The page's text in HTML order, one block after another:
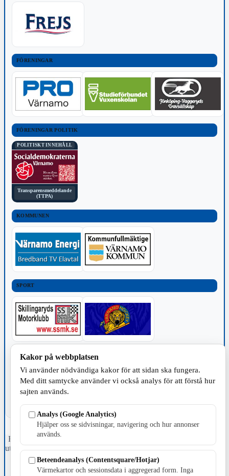
FÖRENINGAR
FÖRENINGAR POLITIK
POLITISKT INNEHÅLL
Transparensmeddelande
(TTPA)
KOMMUNEN
SPORT
TILLVERKNING
Fristående webbtidningsföretag grundat 1991 som sedan 2002 ger
ut tidningen Skillingaryd.nu och 2010 lanserades Värnamo.nu. Från
april 2026 omfattar Skillingaryd.nu tre kommuner: Gnosjö,
Värnamo och Vaggeryds kommun.
Kakor på webbplatsen
Vi använder nödvändiga kakor för att sidan ska fungera.
Med ditt samtycke använder vi också analys för att förstå hur
sajten används.
Analys (Google Analytics)
Hjälper oss se sidvisningar, navigering och hur annonser
används.
Beteendeanalys (Contentsquare/Hotjar)
Värmekartor och sessionsdata i aggregerad form. Inga